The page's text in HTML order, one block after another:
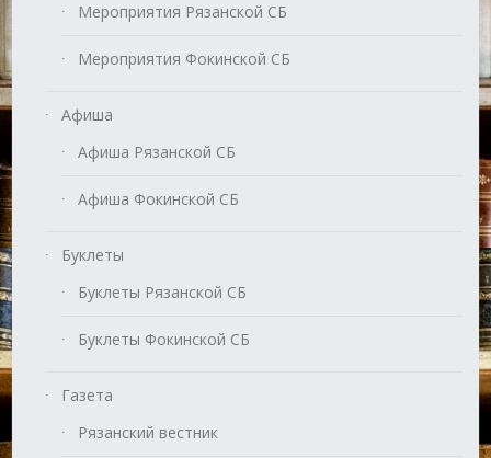
Мероприятия Рязанской СБ
Мероприятия Фокинской СБ
Афиша
Афиша Рязанской СБ
Афиша Фокинской СБ
Буклеты
Буклеты Рязанской СБ
Буклеты Фокинской СБ
Газета
Рязанский вестник